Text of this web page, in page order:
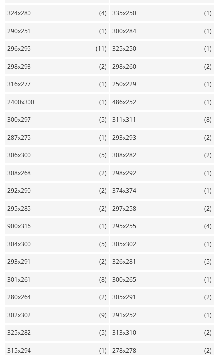
324x280 (4) 335x250 (1)
290x251 (1) 300x284 (1)
296x295 (11) 325x250 (1)
298x293 (2) 298x260 (2)
316x277 (1) 250x229 (1)
2400x300 (1) 486x252 (1)
300x297 (5) 311x311 (8)
287x275 (1) 293x293 (2)
306x300 (5) 308x282 (2)
308x268 (2) 298x292 (1)
292x290 (2) 374x374 (1)
295x285 (2) 297x258 (2)
900x316 (1) 295x255 (4)
304x300 (5) 305x302 (1)
293x291 (2) 326x281 (5)
301x261 (8) 300x265 (1)
280x264 (2) 305x291 (2)
302x302 (9) 291x252 (1)
325x282 (5) 313x310 (2)
315x294 (1) 278x278 (2)